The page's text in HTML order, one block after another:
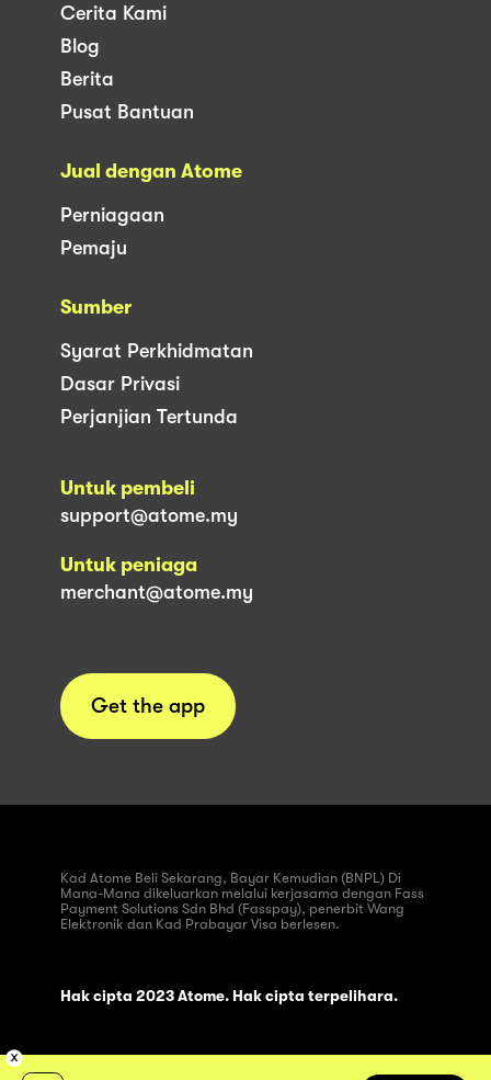
Cerita Kami
Blog
Berita
Pusat Bantuan
Jual dengan Atome
Perniagaan
Pemaju
Sumber
Syarat Perkhidmatan
Dasar Privasi
Perjanjian Tertunda
Untuk pembeli
support@atome.my
Untuk peniaga
merchant@atome.my
Get the app
Kad Atome Beli Sekarang, Bayar Kemudian (BNPL) Di
Mana-Mana dikeluarkan melalui kerjasama dengan Fass
Payment Solutions Sdn Bhd (Fasspay), penerbit Wang
Elektronik dan Kad Prabayar Visa berlesen.
Hak cipta 2023 Atome. Hak cipta terpelihara.